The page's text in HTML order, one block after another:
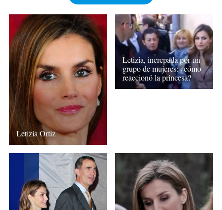
Letizia Ortiz
Letizia, increpada por un
grupo de mujeres: ¿cómo
reaccionó la princesa?